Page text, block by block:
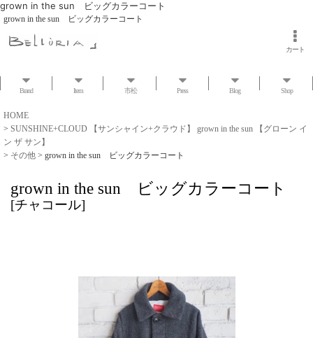
grown in the sun ビッグカラーコート
grown in the sun ビッグカラーコート
カート
Brand Item 市松 Press Blog Shop
HOME
> SUNSHINE+CLOUD 【サンシャイン+クラウド】 grown in the sun 【グローン イ
ン ザ サン】
> その他 > grown in the sun ビッグカラーコート
grown in the sun ビッグカラーコート
[チャコール]